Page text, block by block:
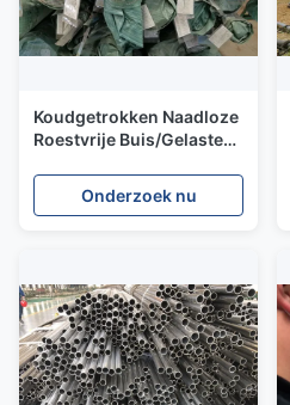
Koudgetrokken Naadloze
Roestvrije Buis/Gelaste
van P195TR1 TR2
Roestvrij staal
Onderzoek nu